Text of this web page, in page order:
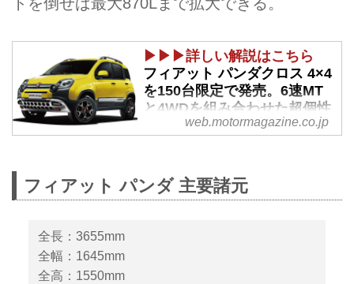
▶▶▶詳しい解説はこちら
フィアット パンダクロス 4×4
を150台限定で発売。6速MT
と4WDを組み合わせた超個性
派SUV - Webモーターマガジ
は150台限定の特別仕様車「Fiat
Panda Cross 4×4（フィアット パ
web.motormagazine.co.jp
フィアット パンダ 主要諸元
全長：3655mm
全幅：1645mm
全高：1550mm